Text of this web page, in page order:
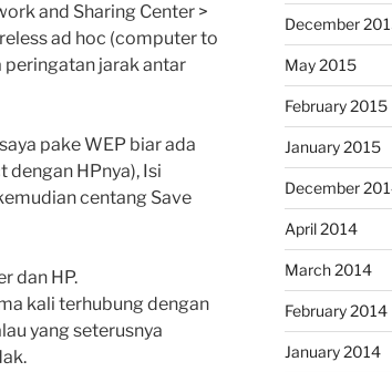
and Sharing Center >
ad hoc (computer to
peringatan jarak antar
pake WEP biar ada
HPnya), Isi
centang Save
dan HP.
kali terhubung dengan
yang seterusnya
December
May 2015
February 2015
January 2015
December
April 2014
March 2014
February 2014
January 2014